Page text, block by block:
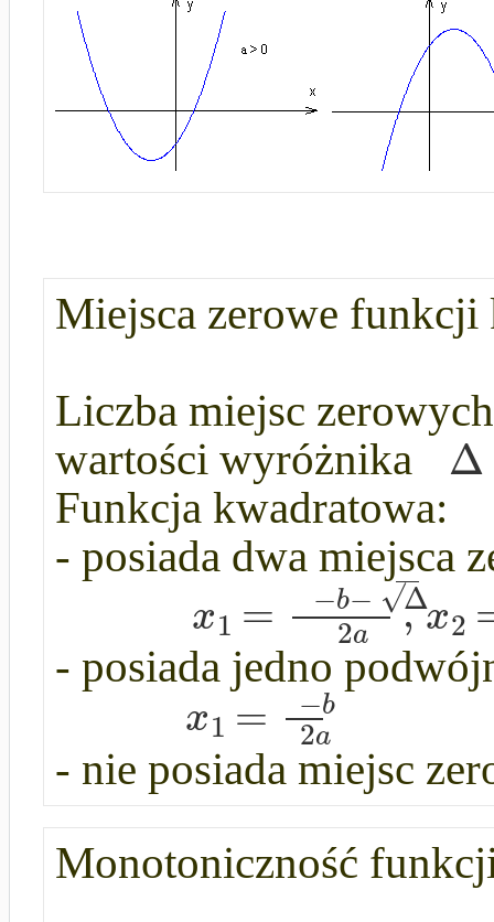
Miejsca zerowe funkcji
Liczba miejsc
wartości wyróżnika
Δ
Funkcja kwadratowa:
- posiada dwa miejsca
x1 = −b− Δ
√
2a ,x2
- posiada jedno
x1 = −b
2a
- nie posiada miejsc
Monotoniczność